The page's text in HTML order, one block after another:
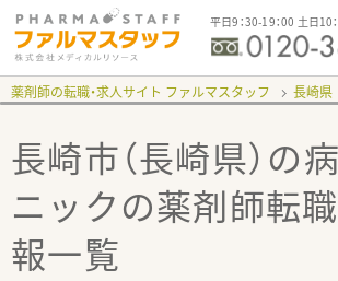
平日9：30-19：00 土日10
薬剤師の転職・求人サイト ファルマスタッフ 長崎県
長崎市（長崎県）の
ニックの薬剤師転
報一覧